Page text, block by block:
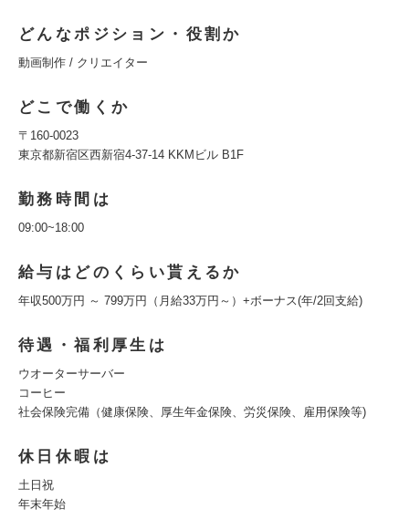
どんなポジション・役割か
動画制作 / クリエイター
どこで働くか
〒160-0023
東京都新宿区西新宿4-37-14 KKMビル B1F
勤務時間は
09:00~18:00
給与はどのくらい貰えるか
年収500万円 ～ 799万円（月給33万円～）+ボーナス(年/2回支給)
待遇・福利厚生は
ウオーターサーバー
コーヒー
社会保険完備（健康保険、厚生年金保険、労災保険、雇用保険等)
休日休暇は
土日祝
年末年始